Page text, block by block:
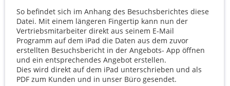
So befindet sich im Anhang des Besuchsberichtes diese
Datei. Mit einem längeren Fingertip kann nun der
Vertriebsmitarbeiter direkt aus seinem E-Mail
Programm auf dem iPad die Daten aus dem zuvor
erstellten Besuchsbericht in der Angebots- App öffnen
und ein entsprechendes Angebot erstellen.
Dies wird direkt auf dem iPad unterschrieben und als
PDF zum Kunden und in unser Büro gesendet.